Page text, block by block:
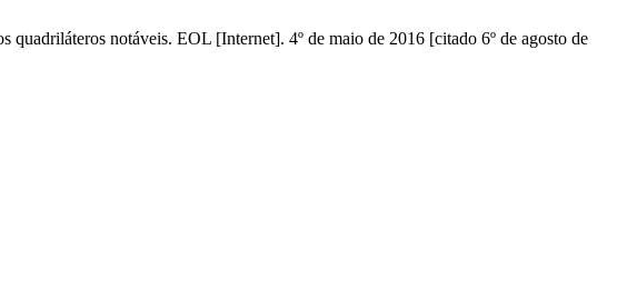
quadriláteros notáveis. EOL [Internet]. 4º de maio de 2016 [citado 6º de agosto de